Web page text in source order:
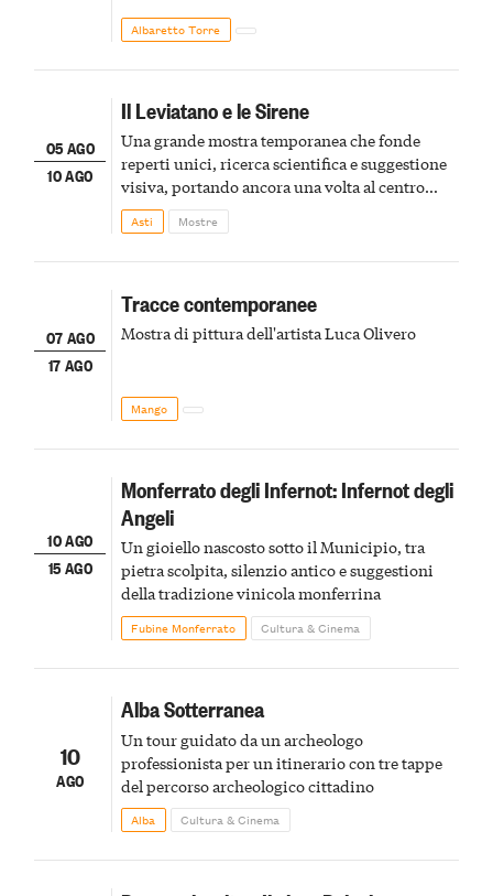
Albaretto Torre
05 AGO
10 AGO
Il Leviatano e le Sirene
Una grande mostra temporanea che fonde
reperti unici, ricerca scientifica e suggestione
visiva, portando ancora una volta al centro
della scena le meraviglie del passato astigiano
Asti Mostre
07 AGO
17 AGO
Tracce contemporanee
Mostra di pittura dell'artista Luca Olivero
Mango
10 AGO
15 AGO
Monferrato degli Infernot: Infernot degli
Angeli
Un gioiello nascosto sotto il Municipio, tra
pietra scolpita, silenzio antico e suggestioni
della tradizione vinicola monferrina
Fubine Monferrato Cultura & Cinema
10
AGO
Alba Sotterranea
Un tour guidato da un archeologo
professionista per un itinerario con tre tappe
del percorso archeologico cittadino
Alba Cultura & Cinema